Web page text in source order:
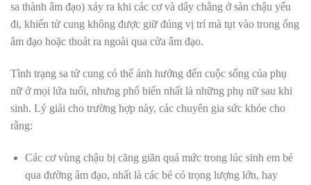
sa thành âm đạo) xảy ra khi các cơ và dây chằng ở sàn chậu yếu
đi, khiến tử cung không được giữ đúng vị trí mà tụt vào trong ống
âm đạo hoặc thoát ra ngoài qua cửa âm đạo.
Tình trạng sa tử cung có thể ảnh hưởng đến cuộc sống của phụ
nữ ở mọi lứa tuổi, nhưng phổ biến nhất là những phụ nữ sau khi
sinh. Lý giải cho trường hợp này, các chuyên gia sức khỏe cho
rằng:
Các cơ vùng chậu bị căng giãn quá mức trong lúc sinh em bé
qua đường âm đạo, nhất là các bé có trọng lượng lớn, hay